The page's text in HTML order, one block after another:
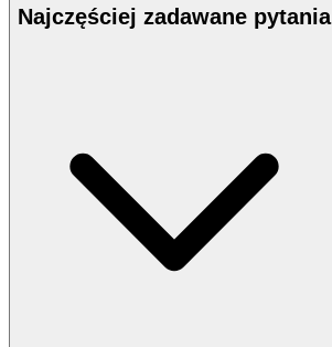
Najczęściej zadawane pytania